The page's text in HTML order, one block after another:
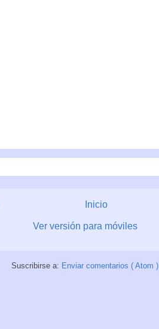
Inicio
Ver versión para móviles
Suscribirse a: Enviar comentarios ( Atom )